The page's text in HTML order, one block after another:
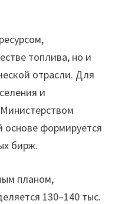
топлива, но и
отрасли. Для
и
основе формируется
бирж.
планом,
130–140 тыс.